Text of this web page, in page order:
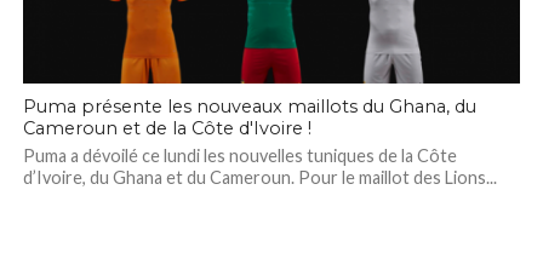
Puma présente les nouveaux maillots du Ghana, du
Cameroun et de la Côte d'Ivoire !
Puma a dévoilé ce lundi les nouvelles tuniques de la Côte
d’Ivoire, du Ghana et du Cameroun. Pour le maillot des Lions...